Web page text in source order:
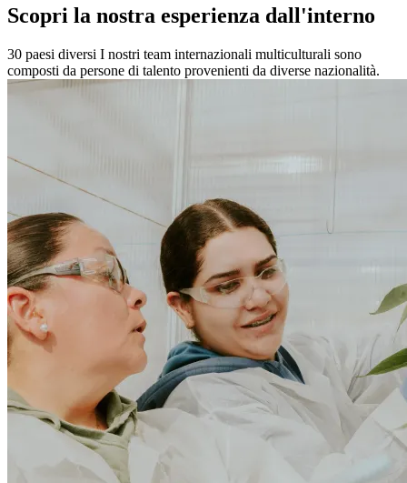
Scopri la nostra esperienza dall'interno
30 paesi diversi I nostri team internazionali multiculturali sono
composti da persone di talento provenienti da diverse nazionalità.